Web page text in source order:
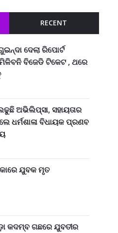
RECENT
ଦେଲା ରିପୋର୍ଟ
ବିଜେଡି ଟିକେଟ , ଥରେ
ଅଭିଲିପ୍ସା, ସହାୟତାର
ଧର୍ମଶାଳା ବିଧାୟକ ପ୍ରଣବ
ଯୁବକ ମୃତ
କଦମ୍ବ ଗଛରେ ଯୁବତୀର